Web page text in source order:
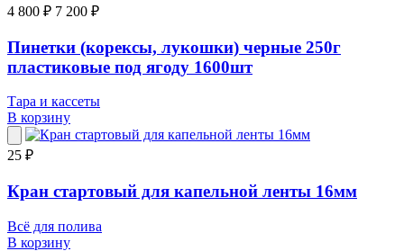
4 800 ₽ 7 200 ₽
Пинетки (корексы, лукошки) черные 250г
пластиковые под ягоду 1600шт
Тара и кассеты
В корзину
25 ₽
Кран стартовый для капельной ленты 16мм
Всё для полива
В корзину